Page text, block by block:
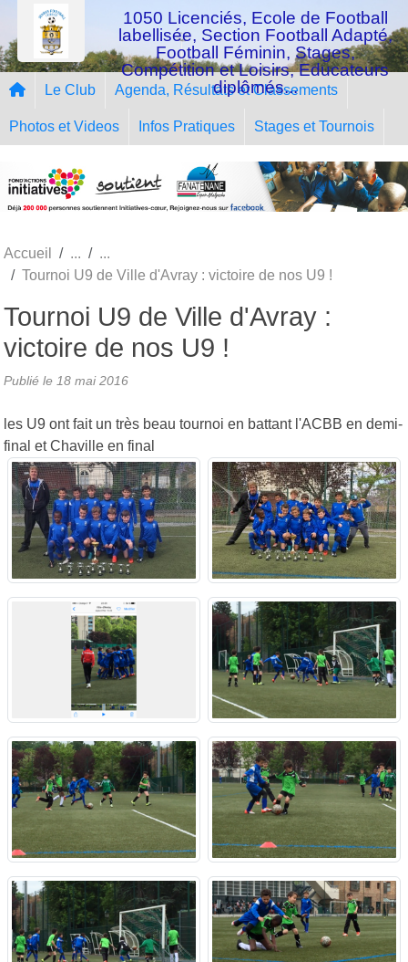
1050 Licenciés, Ecole de Football
labellisée, Section Football Adapté,
Football Féminin, Stages,
Compétition et Loisirs, Educateurs
diplômés...
Le Club Agenda, Résultats et Classements
Photos et Videos Infos Pratiques Stages et Tournois
Accueil
Tournoi U9 de Ville d'Avray : victoire de nos U9 !
Tournoi U9 de Ville d'Avray :
victoire de nos U9 !
Publié le 18 mai 2016
les U9 ont fait un très beau tournoi en battant l'ACBB en demi-
final et Chaville en final
Panneau de gestion des cookies